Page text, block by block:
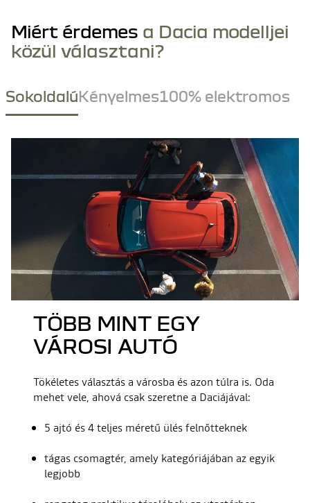
Miért érdemes a Dacia modelljei
közül választani?
SokoldalúKényelmes100% elektromos
TÖBB MINT EGY
VÁROSI AUTÓ
Tökéletes választás a városba és azon túlra is. Oda
mehet vele, ahová csak szeretne a Daciájával:
5 ajtó és 4 teljes méretű ülés felnőtteknek
tágas csomagtér, amely kategóriájában az egyik
legjobb